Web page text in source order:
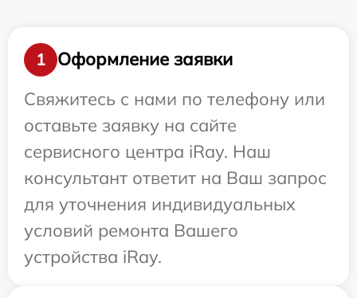
1
Оформление заявки
Свяжитесь с нами по телефону или
оставьте заявку на сайте
сервисного центра iRay. Наш
консультант ответит на Ваш запрос
для уточнения индивидуальных
условий ремонта Вашего
устройства iRay.